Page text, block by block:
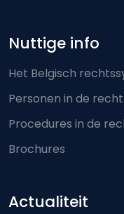
Nuttige info
Het Belgisch
Personen in de
Procedures in de
Brochures
Actualiteit